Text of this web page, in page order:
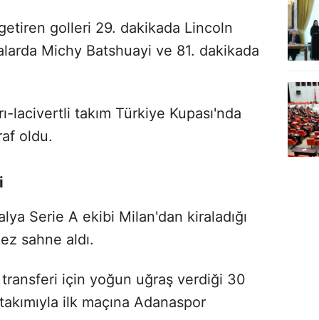
golleri 29. dakikada Lincoln
Michy Batshuayi ve 81. dakikada
lacivertli takım Türkiye Kupası'nda
oldu.
Serie A ekibi Milan'dan kiraladığı
sahne aldı.
için yoğun uğraş verdiği 30
ilk maçına Adanaspor